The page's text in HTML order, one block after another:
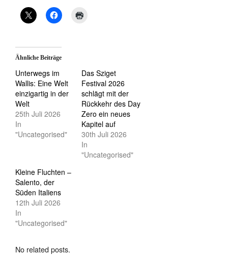
Ähnliche Beiträge
Unterwegs im
Wallis: Eine Welt
einzigartig in der
Welt
25th Juli 2026
In
"Uncategorised"
Das Sziget
Festival 2026
schlägt mit der
Rückkehr des Day
Zero ein neues
Kapitel auf
30th Juli 2026
In
"Uncategorised"
Kleine Fluchten –
Salento, der
Süden Italiens
12th Juli 2026
In
"Uncategorised"
No related posts.